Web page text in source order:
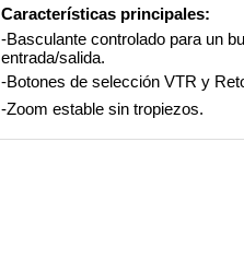
Características principales:
-Basculante controlado para un
entrada/salida.
-Botones de selección VTR y
-Zoom estable sin tropiezos.